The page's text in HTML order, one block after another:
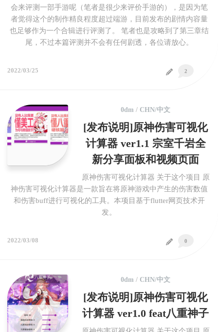
会来评测一部手游呢（笔者是很少来评价手游的），是因为笔
者觉得这个的制作精良程度超过端游，目前发布的剧情内容量
也足够作为一个合辑进行评测了。 笔者也是攻略到了第三章结
尾，不过本篇评测并不会有任何剧透，各位请放心。
2
2022/03/25
0dm / CHN/中文
[发布说明]原神伤害可视化
计算器 ver1.1 宗室千岩全
新分享面板和视频页面
原神伤害可视化计算器 关于这个项目 原
神伤害可视化计算器是一款旨在将原神游戏中产生的伤害数值
和伤害buff进行可视化的工具。本项目基于flutter网页技术开
发。
0
2022/03/08
0dm / CHN/中文
[发布说明]原神伤害可视化
计算器 ver1.0 feat八重神子